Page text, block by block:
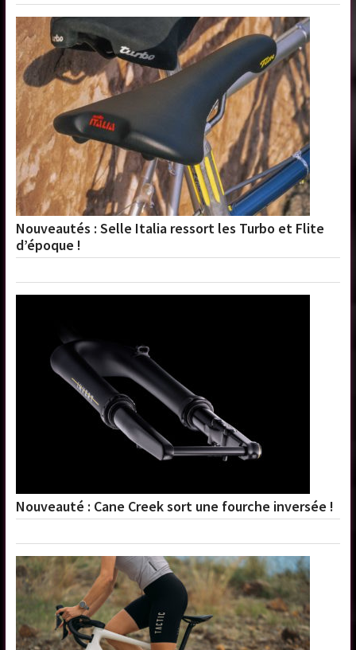
Nouveautés : Selle Italia ressort les Turbo et Flite
d’époque !
Nouveauté : Cane Creek sort une fourche inversée !